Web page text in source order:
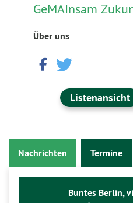
GeMAInsam
Über uns
Listenansicht
Nachrichten Termine
Buntes Berlin,